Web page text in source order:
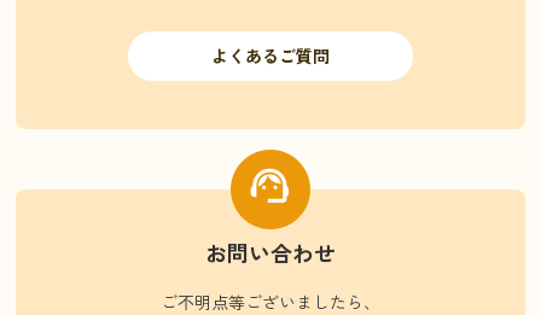
よくあるご質問
お問い合わせ
ご不明点等ございましたら、